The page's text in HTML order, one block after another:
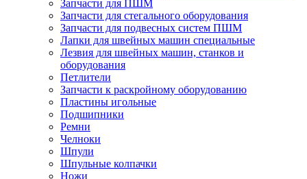
Запчасти для ПШМ
Запчасти для стегального оборудования
Запчасти для подвесных систем ПШМ
Лапки для швейных машин специальные
Лезвия для швейных машин, станков и
оборудования
Петлители
Запчасти к раскройному оборудованию
Пластины игольные
Подшипники
Ремни
Челноки
Шпули
Шпульные колпачки
Ножи